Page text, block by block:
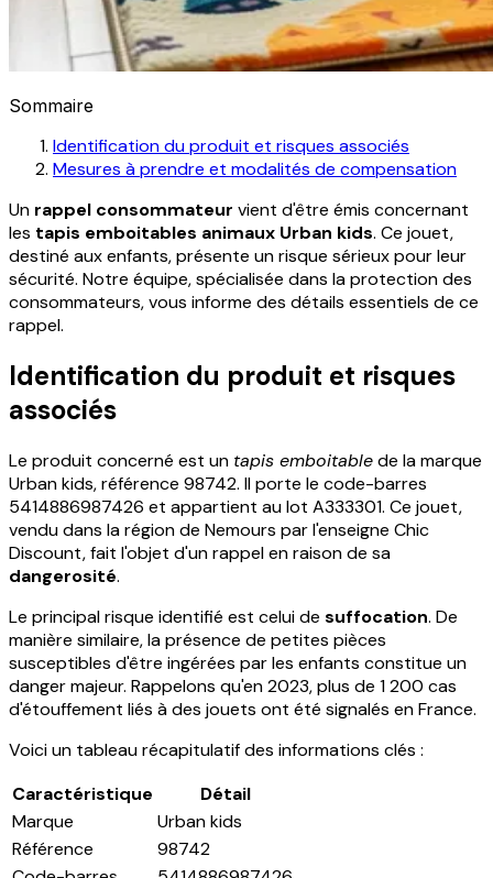
Sommaire
Identification du produit et risques associés
Mesures à prendre et modalités de compensation
Un rappel consommateur vient d'être émis concernant
les tapis emboitables animaux Urban kids. Ce jouet,
destiné aux enfants, présente un risque sérieux pour leur
sécurité. Notre équipe, spécialisée dans la protection des
consommateurs, vous informe des détails essentiels de ce
rappel.
Identification du produit et risques
associés
Le produit concerné est un tapis emboitablede la marque
Urban kids, référence 98742. Il porte le code-barres
5414886987426 et appartient au lot A333301. Ce jouet,
vendu dans la région de Nemours par l'enseigne Chic
Discount, fait l'objet d'un rappel en raison de sa
dangerosité.
Le principal risque identifié est celui de suffocation. De
manière similaire, la présence de petites pièces
susceptibles d'être ingérées par les enfants constitue un
danger majeur. Rappelons qu'en 2023, plus de 1 200 cas
d'étouffement liés à des jouets ont été signalés en France.
Voici un tableau récapitulatif des informations clés :
Caractéristique
Détail
Marque
Urban kids
Référence
98742